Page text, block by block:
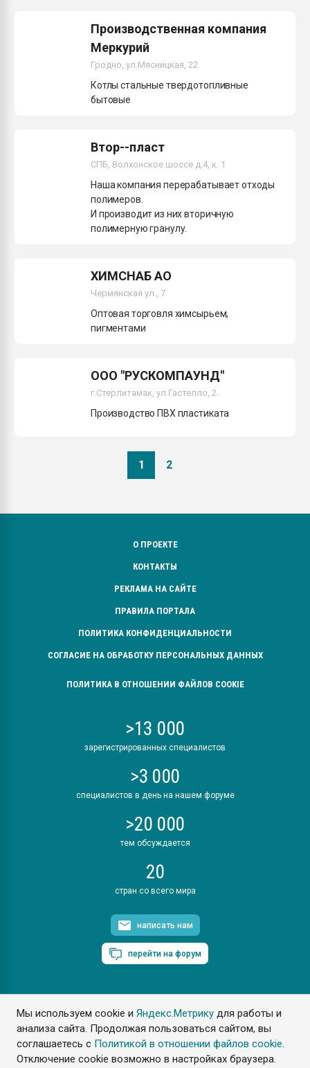
Мы используем cookie иЯндекс.Метрику для работы и
анализа сайта. Продолжая пользоваться сайтом, вы
соглашаетесь с Политикой в отношении файлов cookie.
Отключение cookie возможно в настройках браузера.
Производственная компания
Меркурий
Гродно, ул.Мясницкая, 22
Котлы стальные твердотопливные
бытовые
Втор--пласт
СПБ, Волхонское шоссе д.4, к. 1
Наша компания перерабатывает отходы
полимеров.
И производит из них вторичную
полимерную гранулу.
ХИМСНАБ АО
Чермянская ул., 7
Оптовая торговля химсырьем,
пигментами
ООО "РУСКОМПАУНД"
г.Стерлитамак, ул.Гастелло, 2.
Производство ПВХ пластиката
1 2
О ПРОЕКТЕ
КОНТАКТЫ
РЕКЛАМА НА САЙТЕ
ПРАВИЛА ПОРТАЛА
ПОЛИТИКА КОНФИДЕНЦИАЛЬНОСТИ
СОГЛАСИЕ НА ОБРАБОТКУ ПЕРСОНАЛЬНЫХ ДАННЫХ
ПОЛИТИКА В ОТНОШЕНИИ ФАЙЛОВ COOKIE
>13 000
зарегистрированных специалистов
>3 000
специалистов в день на нашем форуме
>20 000
тем обсуждается
20
стран со всего мира
написать нам
перейти на форум
ПластЭксперт © 2006. Все права защищены
Разрешается копирование материалов сайта с обязательной
ссылкой на www.e-plastic.ru
Разработка сайта